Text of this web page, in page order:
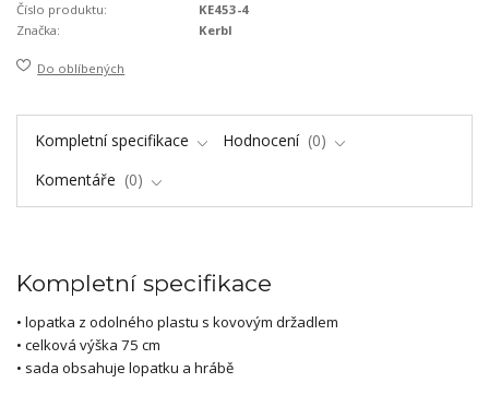
Číslo produktu:
KE453-4
Značka:
Kerbl
Do oblíbených
Kompletní specifikace Hodnocení
0
Komentáře
0
Kompletní specifikace
• lopatka z odolného plastu s kovovým držadlem
• celková výška 75 cm
• sada obsahuje lopatku a hrábě